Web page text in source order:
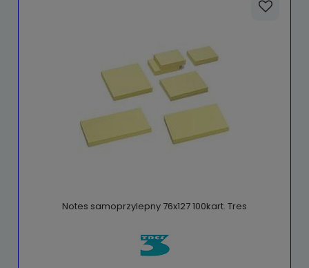
Notes samoprzylepny 76x127 100kart. Tres